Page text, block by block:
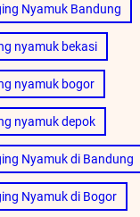
Nyamuk Bandung
nyamuk bekasi
nyamuk bogor
nyamuk depok
Nyamuk di Bandung
Nyamuk di Bogor